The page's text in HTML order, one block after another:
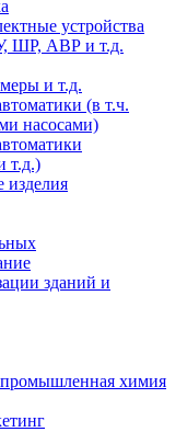
устройства
ШР, АВР и т.д.
и т.д.
(в т.ч.
насосами)
т.д.)
изделия
зданий и
химия